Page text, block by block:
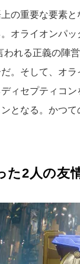
の重要な要素
オライオンパ
われる正義の陣
。そして、オ
ィセプティコ
となる。かつ
た2人の友